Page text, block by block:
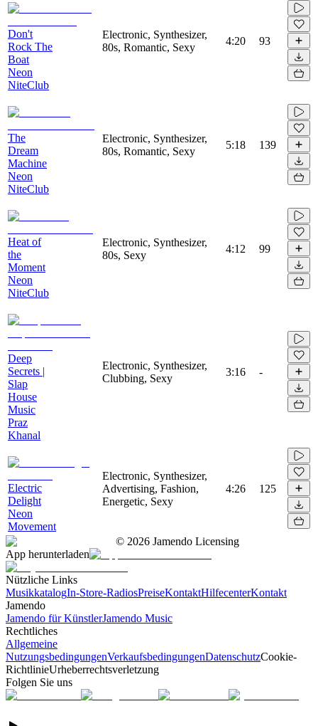
Don't
Rock The
Boat
Neon
NiteClub
Electronic, Synthesizer,
80s, Romantic, Sexy
4:20 93
The
Dream
Machine
Neon
NiteClub
Electronic, Synthesizer,
80s, Romantic, Sexy
5:18 139
Heat of
the
Moment
Neon
NiteClub
Electronic, Synthesizer,
80s, Sexy
4:12 99
Deep
Secrets |
Slap
House
Music
Praz
Khanal
Electronic, Synthesizer,
Clubbing, Sexy
3:16 -
Electric
Delight
Neon
Movement
Electronic, Synthesizer,
Advertising, Fashion,
Energetic, Sexy
4:26 125
© 2026 Jamendo Licensing
App herunterladen
Nützliche Links
MusikkatalogIn-Store-RadiosPreiseKontaktHilfecenterKontakt
Jamendo
Jamendo für KünstlerJamendo Music
Rechtliches
Allgemeine
NutzungsbedingungenVerkaufsbedingungenDatenschutzCookie-
RichtlinieUrheberrechtsverletzung
Folgen Sie uns